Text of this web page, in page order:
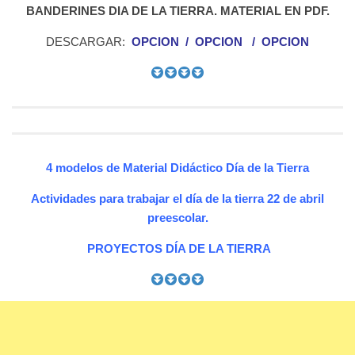
BANDERINES DIA DE LA TIERRA. MATERIAL EN PDF.
DESCARGAR: OPCION / OPCION / OPCION
4 modelos de Material Didáctico Día de la Tierra
Actividades para trabajar el día de la tierra 22 de abril
preescolar.
PROYECTOS DÍA DE LA TIERRA